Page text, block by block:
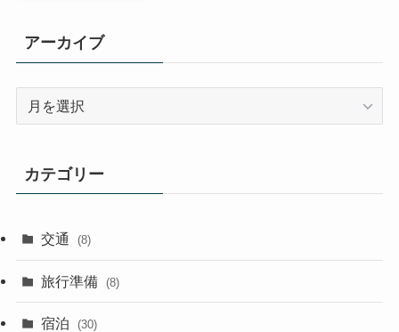
アーカイブ
ブ
カテゴリー
交通 (8)
旅行準備 (8)
宿泊 (30)